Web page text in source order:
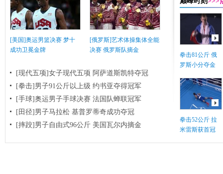
[美国]奥运男篮决赛 梦十
成功卫冕金牌
[俄罗斯]艺术体操集体全能
决赛 俄罗斯队摘金
[现代五项]女子现代五项 阿萨道斯凯特夺冠
[拳击]男子91公斤以上级 约书亚夺得冠军
[手球]奥运男子手球决赛 法国队蝉联冠军
[田径]男子马拉松 基普罗蒂奇成功夺冠
[摔跤]男子自由式96公斤 美国瓦尔内摘金
拳击81公斤 俄
罗斯小分夺金
拳击52公斤 拉
米雷斯获首冠